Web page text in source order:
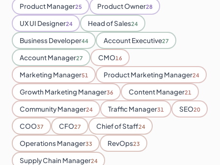
Product Manager25 Product Owner28
UX UI Designer24 Head of Sales24
Business Developer44 Account Executive27
Account Manager27 CMO16
Marketing Manager51 Product Marketing Manager24
Growth Marketing Manager36 Content Manager21
Community Manager24 Traffic Manager31 SEO20
COO37 CFO27 Chief of Staff24
Operations Manager33 RevOps23
Supply Chain Manager24